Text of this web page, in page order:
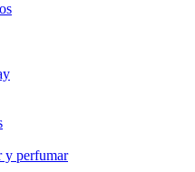
y perfumar